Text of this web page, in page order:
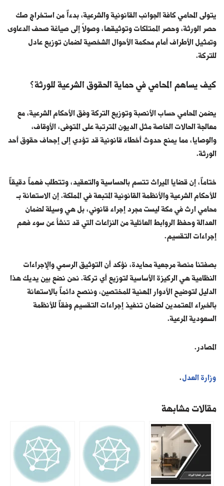
يتولى المحامي كافة الجوانب القانونية والشرعية، بدءاً من استخراج صك
حصر الورثة، وحصر الممتلكات وتوثيقها، وصولاً إلى صياغة صحف الدعاوى
وتمثيل الأطراف أمام محكمة الأحوال الشخصية لضمان توزيع عادل
للتركة.
كيف يساهم المحامي في حماية الحقوق الشرعية للورثة؟
يضمن المحامي حساب الأنصبة وتوزيع التركة وفق الأحكام الشرعية، مع
معالجة الحالات الخاصة مثل الديون المترتبة على المتوفى، الأوقاف،
والوصايا، مما يمنع حدوث أخطاء قانونية قد تؤدي إلى إجحاف حقوق أحد
الورثة.
ختاماً، إن قضايا الميراث تتسم بالحساسية والتعقيد، وتتطلب فهماً دقيقاً
للأحكام الشرعية والأنظمة القانونية المتبعة في المملكة. إن الاستعانة بـ
محامي ارث في مكةليست مجرد إجراء قانوني، بل هي وسيلة لضمان
العدالة وحفظ الروابط العائلية من النزاعات التي قد تنشأ عن سوء فهم
إجراءات التقسيم.
بصفتنا منصة مرجعية محايدة، نؤكد أن التوثيق الرسمي والإجراءات
النظامية هي الركيزة الأساسية لتوزيع أي تركة. نحن نضع بين يديك هذا
الدليل لتوضيح الأدوار المهنية للمختصين، وننصح دائماً بالاستعانة
بالخبراء المعتمدين لضمان تنفيذ إجراءات التقسيم وفقاً للأنظمة
السعودية المرعية.
المصادر.
وزارة العدل.
مقالات مشابهة